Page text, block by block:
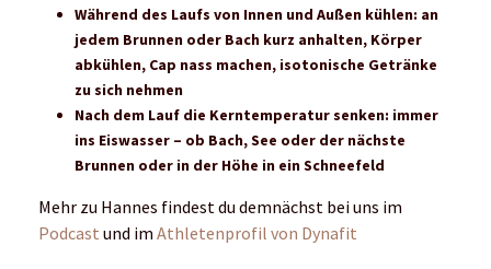
Während des Laufs vonInnen und Außen kühlen: an
jedem Brunnen oder Bach kurz anhalten, Körper
abkühlen, Cap nass machen, isotonische Getränke
zu sich nehmen
Nach dem Laufdie Kerntemperatur senken: immer
ins Eiswasser – ob Bach, See oder der nächste
Brunnen oder in der Höhe in ein Schneefeld
Mehr zu Hannes findest du demnächst bei uns im
Podcast und im Athletenprofil von Dynafit